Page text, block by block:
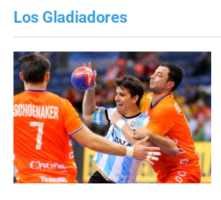
Los Gladiadores